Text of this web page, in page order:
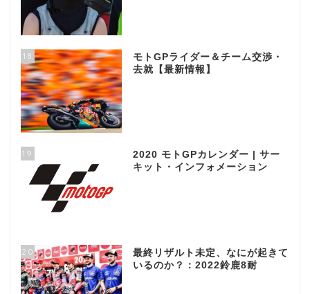
18
モトGPライダー＆チーム交渉・
去就【最新情報】
19
2020 モトGPカレンダー | サー
キット・インフォメーション
20
最終リザルト未定、なにが起きて
いるのか？：2022鈴鹿8耐